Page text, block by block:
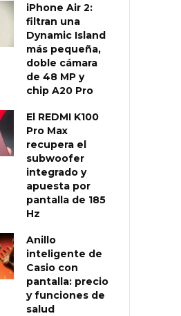
iPhone Air 2:
filtran una
Dynamic Island
más pequeña,
doble cámara
de 48 MP y
chip A20 Pro
El REDMI K100
Pro Max
recupera el
subwoofer
integrado y
apuesta por
pantalla de 185
Hz
Anillo
inteligente de
Casio con
pantalla: precio
y funciones de
salud